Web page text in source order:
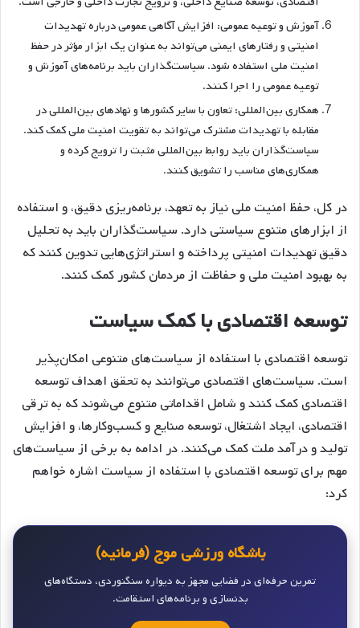
آموزش و توعیه عمومی: افزایش آگاهی عمومی درباره تهدیدات
امنیتی و رفتارهای ایمنی می‌تواند به عنوان یک ابزار مؤثر در حفظ
امنیت ملی استفاده شود. سیاست‌گذاران باید برنامه‌های آموزش و
توعیه عمومی را اجرا کنند.
همکاری بین‌المللی: تعاون با سایر کشورها و نهادهای بین‌المللی در
مقابله با تهدیدات مشترک می‌تواند به تقویت امنیت ملی کمک کند.
سیاست‌گذاران باید روابط بین‌المللی مثبت را ترویج کرده و
همکاری‌های مناسب را تشویق کنند.
در کل، حفظ امنیت ملی نیاز به تعهد، برنامه‌ریزی دقیق، و استفاده
از ابزارهای متنوع سیاستی دارد. سیاست‌گذاران باید به تحلیل
دقیق تهدیدات امنیتی پرداخته و استراتژی‌هایی تدوین کنند که
به بهبود امنیت ملی و حفاظت از مردمان کشور کمک کنند.
توسعه اقتصادی با کمک سیاست
توسعه اقتصادی با استفاده از سیاست‌های متنوعی امکان‌پذیر
است. سیاست‌های اقتصادی می‌توانند به تحقق اهداف توسعه
اقتصادی کمک کنند و شامل اقداماتی متنوع می‌شوند که به ترقی
اقتصادی، ایجاد اشتغال، توسعه صنایع و کسب‌وکارها، و افزایش
تولید و درآمد ملت کمک می‌کنند. در ادامه به برخی از سیاست‌های
مهم برای توسعه اقتصادی با استفاده از سیاست اشاره خواهم
کرد:
باشگاه ورزشی موج (فرمانیه)
تمرین حرفه‌ای در فضایی مجهز به دیواره سنگنوردی، دستگاه‌های
بدنسازی و برنامه‌های استقامت.